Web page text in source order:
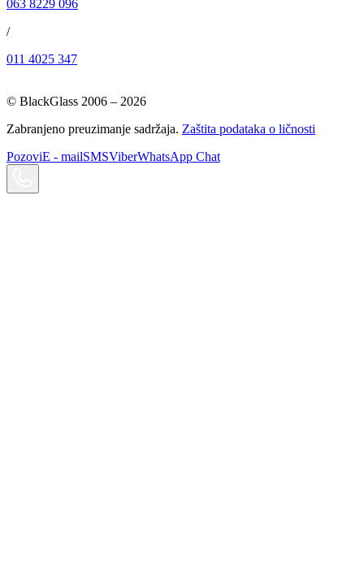
063 8229 096
/
011 4025 347
© BlackGlass 2006 – 2026
Zabranjeno preuzimanje sadržaja. Zaštita podataka o ličnosti
PozoviE - mailSMSViberWhatsApp Chat